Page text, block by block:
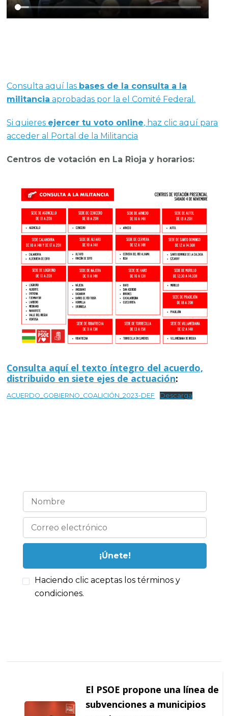
Consulta aquí las bases de la consulta a la
militancia aprobadas por la el Comité Federal .
Si quieres ejercer tu voto online, haz clic aquí para
acceder al Portal de la Militancia
Centros de votación en La Rioja y horarios:
Consulta aquí el texto íntegro del acuerdo,
distribuido en siete ejes de actuación:
ACUERDO_GOBIERNO_COALICIÓN_2023-DEF Descarga
Haciendo clic aceptas los términos y
condiciones.
entradas
El PSOE propone una línea de
subvenciones a municipios